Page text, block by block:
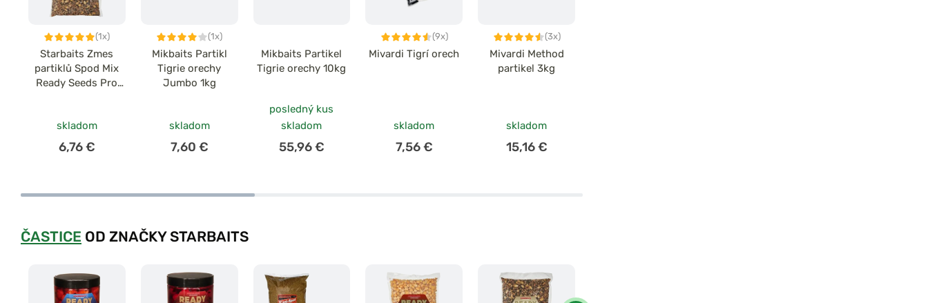
(1x)
Starbaits Zmes
partiklů Spod Mix
Ready Seeds Pro
skladom
6,76 €
(1x)
Mikbaits Partikl
Tigrie orechy
Jumbo 1kg
skladom
7,60 €
Mikbaits Partikel
Tigrie orechy 10kg
posledný kus
skladom
55,96 €
(9x)
Mivardi Tigrí orech
skladom
7,56 €
(3x)
Mivardi Method
partikel 3kg
skladom
15,16 €
ČASTICE OD ZNAČKY STARBAITS